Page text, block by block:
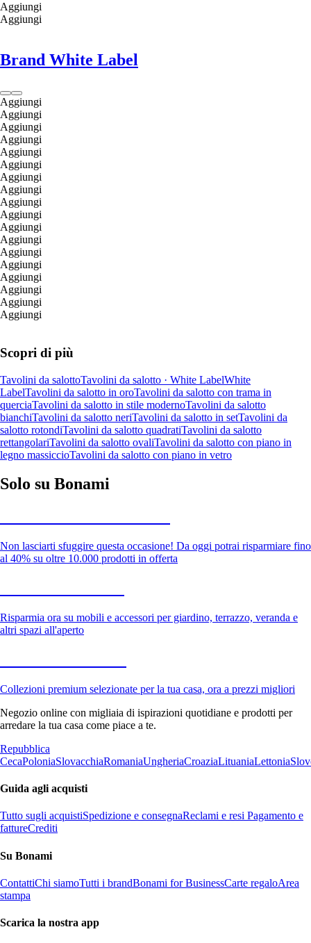
Aggiungi
Aggiungi
Brand White Label
Aggiungi
Aggiungi
Aggiungi
Aggiungi
Aggiungi
Aggiungi
Aggiungi
Aggiungi
Aggiungi
Aggiungi
Aggiungi
Aggiungi
Aggiungi
Aggiungi
Aggiungi
Aggiungi
Aggiungi
Aggiungi
Scopri di più
Tavolini da salottoTavolini da salotto · White LabelWhite
LabelTavolini da salotto in oroTavolini da salotto con trama in
querciaTavolini da salotto in stile modernoTavolini da salotto
bianchiTavolini da salotto neriTavolini da salotto in setTavolini da
salotto rotondiTavolini da salotto quadratiTavolini da salotto
rettangolariTavolini da salotto ovaliTavolini da salotto con piano in
legno massiccioTavolini da salotto con piano in vetro
Solo su Bonami
Non lasciarti sfuggire questa occasione! Da oggi potrai risparmiare fino
al 40% su oltre 10.000 prodotti in offerta
Risparmia ora su mobili e accessori per giardino, terrazzo, veranda e
altri spazi all'aperto
Collezioni premium selezionate per la tua casa, ora a prezzi migliori
Negozio online con migliaia di ispirazioni quotidiane e prodotti per
arredare la tua casa come piace a te.
Repubblica
CecaPoloniaSlovacchiaRomaniaUngheriaCroaziaLituaniaLettonia
Guida agli acquisti
Tutto sugli acquistiSpedizione e consegnaReclami e resi Pagamento e
fattureCrediti
Su Bonami
ContattiChi siamoTutti i brandBonami for BusinessCarte regaloArea
stampa
Scarica la nostra app